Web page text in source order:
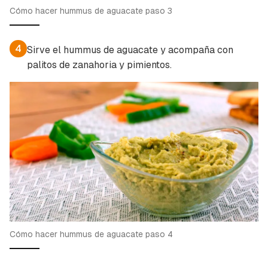
Cómo hacer hummus de aguacate paso 3
4 Sirve el hummus de aguacate y acompaña con
palitos de zanahoria y pimientos.
Cómo hacer hummus de aguacate paso 4